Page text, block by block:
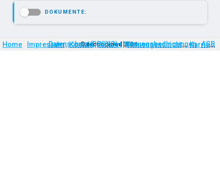
DOKUMENTE:
Home Impressum Kontakt Anfahrt Firmengeschichte Karriere
©technomed 2026
Datenschutz (DSGVO) Nutzungsbedingungen AGB